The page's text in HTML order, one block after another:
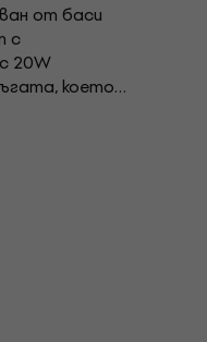
от баси
с
20W
което